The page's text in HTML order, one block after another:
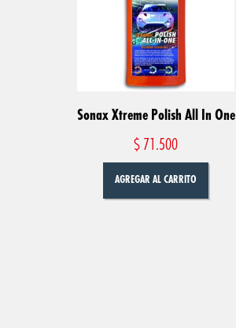
Sonax Xtreme Polish All In One
$71.500
AGREGAR AL CARRITO